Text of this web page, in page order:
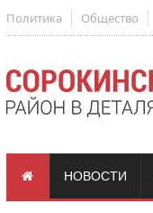
Политика Общество
НОВОСТИ